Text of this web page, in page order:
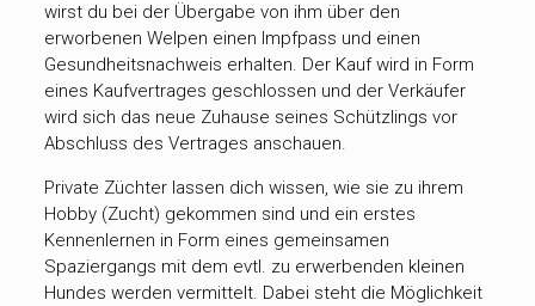
wirst du bei der Übergabe von ihm über den
erworbenen Welpen einen Impfpass und einen
Gesundheitsnachweis erhalten. Der Kauf wird in Form
eines Kaufvertrages geschlossen und der Verkäufer
wird sich das neue Zuhause seines Schützlings vor
Abschluss des Vertrages anschauen.
Private Züchter lassen dich wissen, wie sie zu ihrem
Hobby (Zucht) gekommen sind und ein erstes
Kennenlernen in Form eines gemeinsamen
Spaziergangs mit dem evtl. zu erwerbenden kleinen
Hundes werden vermittelt. Dabei steht die Möglichkeit